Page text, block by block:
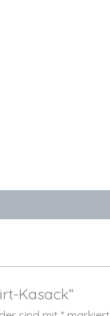
Kasack“